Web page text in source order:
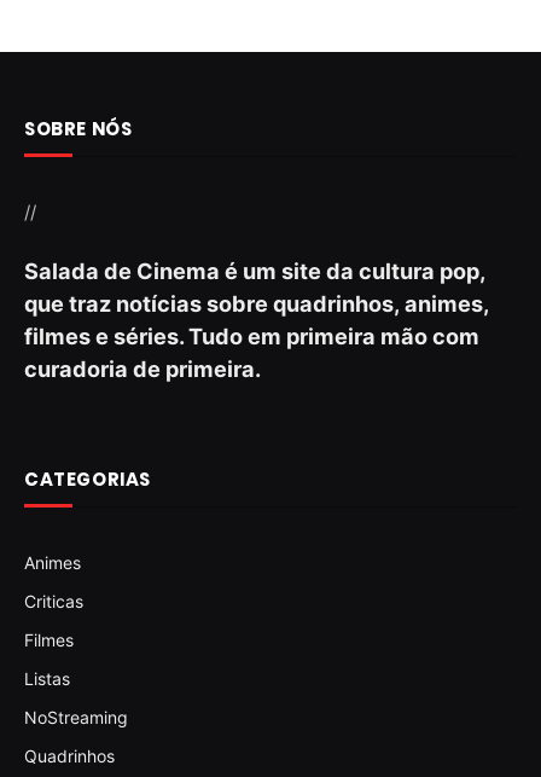
SOBRE NÓS
//
Salada de Cinema é um site da cultura pop,
que traz notícias sobre quadrinhos, animes,
filmes e séries. Tudo em primeira mão com
curadoria de primeira.
CATEGORIAS
Animes
Criticas
Filmes
Listas
NoStreaming
Quadrinhos